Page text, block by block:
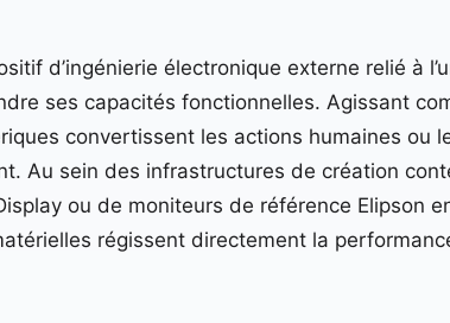
d’ingénierie électronique externe relié à
ses capacités fonctionnelles. Agissant
convertissent les actions humaines ou
Au sein des infrastructures de création
ou de moniteurs de référence Elipson
régissent directement la